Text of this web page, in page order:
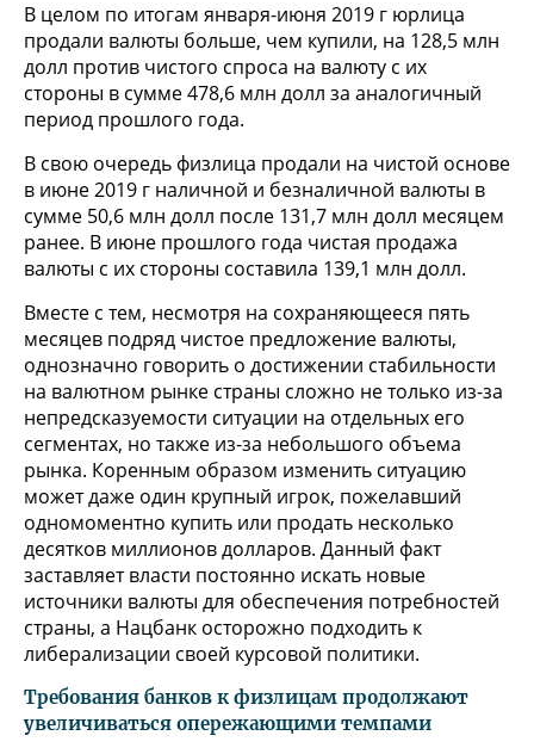
В целом по итогам января-июня 2019 г юрлица
продали валюты больше, чем купили, на 128,5 млн
долл против чистого спроса на валюту с их
стороны в сумме 478,6 млн долл за аналогичный
период прошлого года.
В свою очередь физлица продали на чистой основе
в июне 2019 г наличной и безналичной валюты в
сумме 50,6 млн долл после 131,7 млн долл месяцем
ранее. В июне прошлого года чистая продажа
валюты с их стороны составила 139,1 млн долл.
Вместе с тем, несмотря на сохраняющееся пять
месяцев подряд чистое предложение валюты,
однозначно говорить о достижении стабильности
на валютном рынке страны сложно не только из-за
непредсказуемости ситуации на отдельных его
сегментах, но также из-за небольшого объема
рынка. Коренным образом изменить ситуацию
может даже один крупный игрок, пожелавший
одномоментно купить или продать несколько
десятков миллионов долларов. Данный факт
заставляет власти постоянно искать новые
источники валюты для обеспечения потребностей
страны, а Нацбанк осторожно подходить к
либерализации своей курсовой политики.
Требования банков к физлицам продолжают
увеличиваться опережающими темпами